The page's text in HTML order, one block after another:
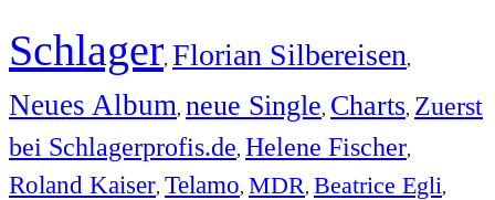
Schlager, Florian Silbereisen,
Neues Album, neue Single, Charts, Zuerst
bei Schlagerprofis.de, Helene Fischer,
Roland Kaiser, Telamo, MDR, Beatrice Egli,